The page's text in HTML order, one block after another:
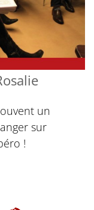
un
sur
!